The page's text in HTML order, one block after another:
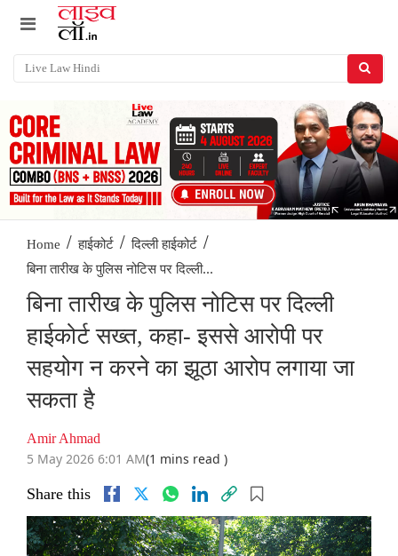
Home / हाईकोर्ट / दिल्ली हाईकोर्ट /
बिना तारीख के पुलिस नोटिस पर दिल्ली...
बिना तारीख के पुलिस नोटिस पर दिल्ली
हाईकोर्ट सख्त, कहा- इससे आरोपी पर
सहयोग न करने का झूठा आरोप लगाया जा
सकता है
Amir Ahmad
5 May 2026 6:01 AM(1 mins read )
Share this